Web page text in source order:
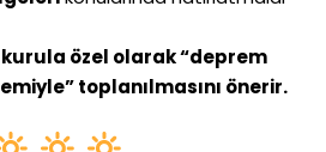
kurula özel olarak “deprem
toplanılmasını önerir.